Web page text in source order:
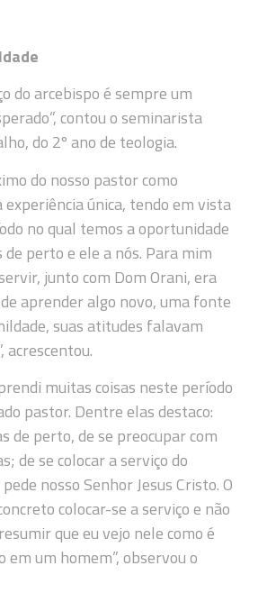
do arcebispo é sempre um
contou o seminarista
do 2º ano de teologia.
do nosso pastor como
única, tendo em vista
no qual temos a oportunidade
perto e ele a nós. Para mim
junto com Dom Orani, era
aprender algo novo, uma fonte
suas atitudes falavam
acrescentou.
muitas coisas neste período
pastor. Dentre elas destaco:
de perto, de se preocupar com
de se colocar a serviço do
nosso Senhor Jesus Cristo. O
colocar-se a serviço e não
que eu vejo nele como é
em um homem”, observou o